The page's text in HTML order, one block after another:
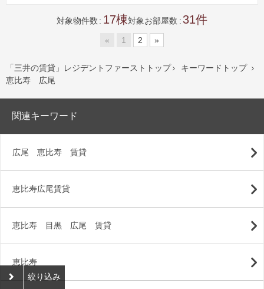
対象物件数 17 対象お部屋数 31
« 1 2 »
「三井の賃貸」レジデントファーストトップ  キーワードトップ 
恵比寿 広尾
関連キーワード
広尾 恵比寿 賃貸
恵比寿広尾賃貸
恵比寿 目黒 広尾 賃貸
恵比寿
絞り込み